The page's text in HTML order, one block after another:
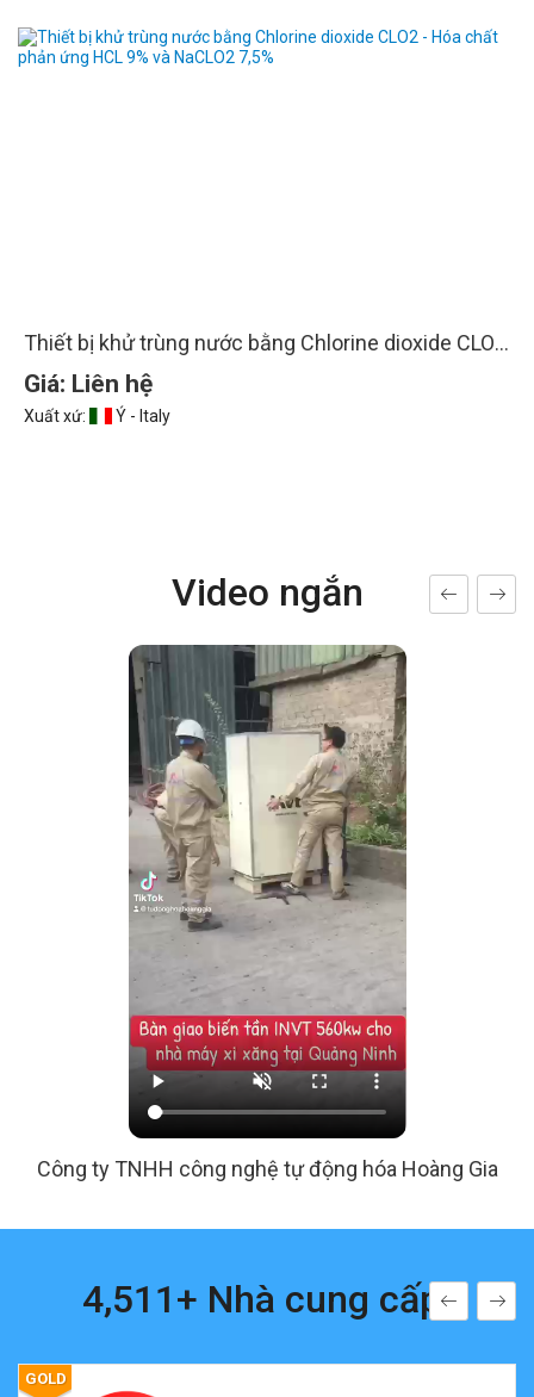
Thiết bị khử trùng nước bằng Chlorine dioxide CLO2 - Hóa chất phản ứng HCL 9% và NaCLO2 7,5%
Giá: Liên hệ
Xuất xứ: Ý - Italy
Video ngắn
Công ty TNHH công nghệ tự động hóa Hoàng Gia
4,511+ Nhà cung cấp
GOLD